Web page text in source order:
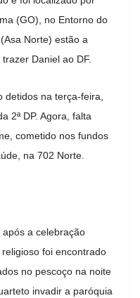
(GO), no Entorno do
Norte) estão a
Daniel ao DF.
na terça-feira,
2ª DP. Agora, falta
cometido nos fundos
na 702 Norte.
a celebração
foi encontrado
no pescoço na noite
invadir a paróquia